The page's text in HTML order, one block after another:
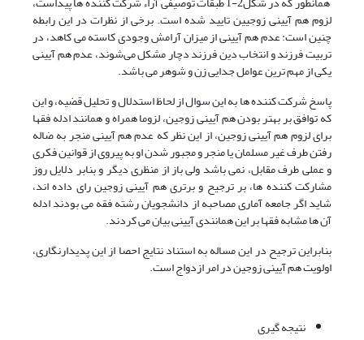
لزوم هم آیینی زوجیین تایید شده است. برخی از نظرات در این رابطه
چنین است: عدم هم آیینی از میزان آرامش وجودی کاسته می کاهد، در
تربیت فرزند و انتخاب دین فرزند دچار مشکل می‌شوند، عدم هم آیینی
یکی از مهم ترین عوامل جدایی زن و شوهر می باشد.
پاسخ شرکت کننده ها به این سوال از لحاظ استدلال و تحلیل قضیه، و این
که توافق بر بهتر بودن هم آیینی زوجین، لزوما همراه و همانند ادله فقها
برای لزوم هم آیینی زوجین، از این نظر که عدم هم آیینی منجر به ضاله
رفتن طرف غیر مسلمان یا منجر و مجبور شدن او به پیروی از قوانین فکری
و عملی طرف مقابل، نمی باشد ولی باز از منظری دیگر و بنابر دلایل روز
مشارکت کننده ها، بر ترجیح و برتری هم آیینی زوجین رای داده اند،
شاید اگر جامعه آماری مصاحبه از دانشجویان رشته فقه می بودند ادله
آن ها مشابه فقها بر این همانندی آیینی بیان می کردند.
بنابراین ترجیح در این مساله به استناد نتایج احصا از این پدیدارنگاری،
اولویت هم آیینی زوجین در امر ازدواج است.
نتیجه گیری